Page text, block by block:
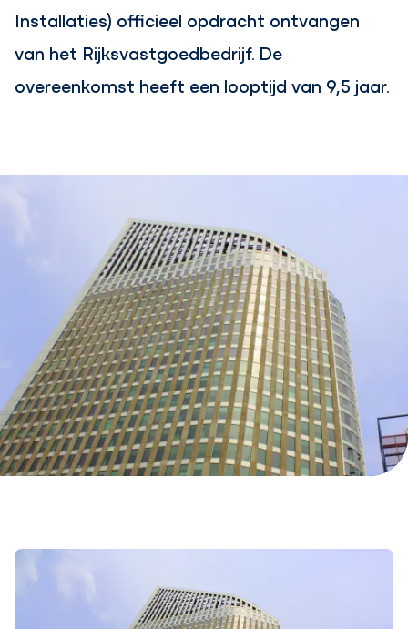
Installaties) officieel opdracht ontvangen
van het Rijksvastgoedbedrijf. De
overeenkomst heeft een looptijd van 9,5 jaar.